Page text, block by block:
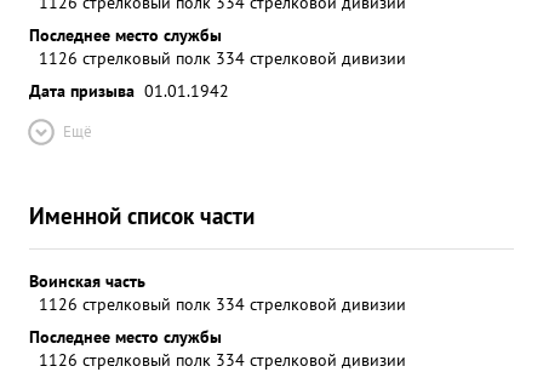
взял в млед. За проявленное мужество достоин
присвоения звания "ГЕРОЙ СОВЕТ- СКОГО
СОЮЗА". командир 1426 сп аниктов ходлов/
паседения ...»
Последнее место службы
1126 стрелковый полк 334 стрелковой дивизии
Дата призыва 01.01.1942
Ещё
Именной список части
Воинская часть
1126 стрелковый полк 334 стрелковой дивизии
Последнее место службы
1126 стрелковый полк 334 стрелковой дивизии